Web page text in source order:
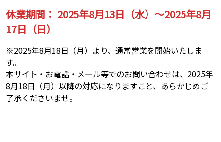
休業期間： 2025年8月13日（水）～2025年8月
17日（日）
※2025年8月18日（月）より、通常営業を開始いたしま
す。
本サイト・お電話・メール等でのお問い合わせは、2025年
8月18日（月）以降の対応になりますこと、あらかじめご
了承くださいませ。